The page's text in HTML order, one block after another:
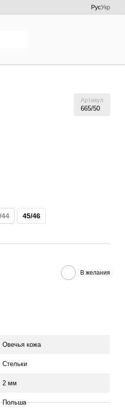
РусУкр
Артикул
665/50
44 45/46
В желания
Овечья кожа
Стельки
2 мм
Польша